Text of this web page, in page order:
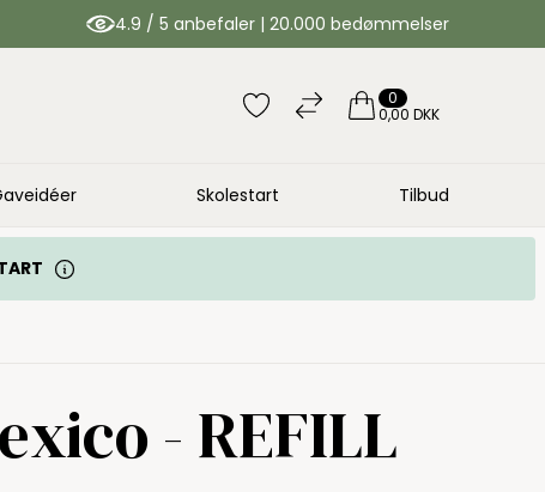
4.9 / 5 anbefaler | 20.000 bedømmelser
0
0,00 DKK
Skolestart Tilbud
- REFILL